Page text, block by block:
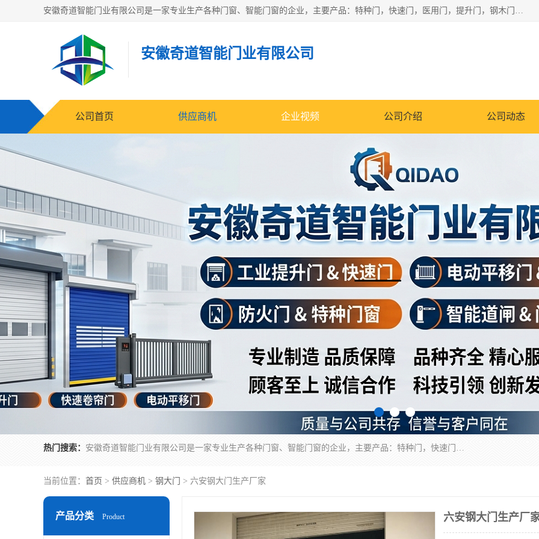
安徽奇道智能门业有限公司是一家专业生产各种门窗、智能门窗的企业，主要产品：特种门，快速门，医用门，提升门，钢木门，智能道闸，钢大门，平移门，卷帘门，保温门，钢制自由门，防火门等，欢迎前来咨询采购。
安徽奇道智能门业有限公司
公司首页 供应商机 企业视频 公司介绍 公司动态
热门搜索： 安徽奇道智能门业有限公司是一家专业生产各种门窗、智能门窗的企业，主要产品：特种门，快速门，医用门，提升门，钢木门，智能道闸，钢大门，平移门，卷帘门，保温门，钢制自由门，防火门等，欢迎前来咨询采购。
当前位置： 首页 > 供应商机 > 钢大门 > 六安钢大门生产厂家
产品分类 Product 六安钢大门生产厂